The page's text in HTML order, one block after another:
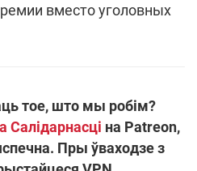
вместо уголовных
тое, што мы робім?
Салідарнасці на Patreon,
Пры ўваходзе з